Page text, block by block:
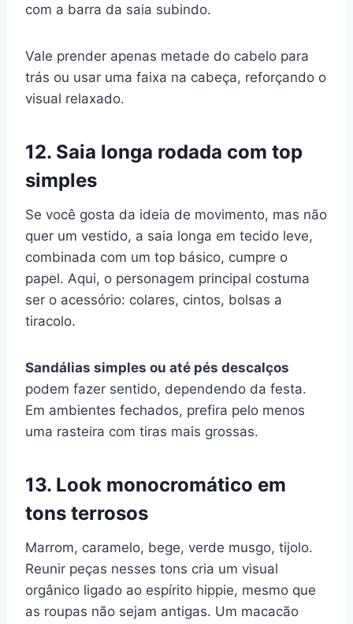
com a barra da saia subindo.
Vale prender apenas metade do cabelo para
trás ou usar uma faixa na cabeça, reforçando o
visual relaxado.
12. Saia longa rodada com top
simples
Se você gosta da ideia de movimento, mas não
quer um vestido, a saia longa em tecido leve,
combinada com um top básico, cumpre o
papel. Aqui, o personagem principal costuma
ser o acessório: colares, cintos, bolsas a
tiracolo.
Sandálias simples ou até pés descalços
podem fazer sentido, dependendo da festa.
Em ambientes fechados, prefira pelo menos
uma rasteira com tiras mais grossas.
13. Look monocromático em
tons terrosos
Marrom, caramelo, bege, verde musgo, tijolo.
Reunir peças nesses tons cria um visual
orgânico ligado ao espírito hippie, mesmo que
as roupas não sejam antigas. Um macacão